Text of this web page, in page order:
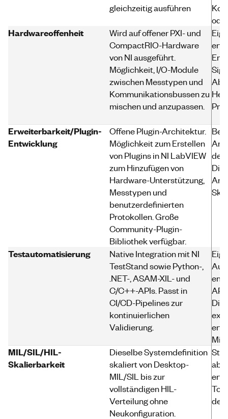
gleichzeitig ausführen
Hardwareoffenheit
Wird auf offener PXI- und
CompactRIO-Hardware
von NI ausgeführt.
Möglichkeit, I/O-Module
zwischen Messtypen und
Kommunikationsbussen zu
mischen und anzupassen.
Erweiterbarkeit/Plugin-
Entwicklung
Offene Plugin-Architektur.
Möglichkeit zum Erstellen
von Plugins in NI LabVIEW
zum Hinzufügen von
Hardware-Unterstützung,
Messtypen und
benutzerdefinierten
Protokollen. Große
Community-Plugin-
Bibliothek verfügbar.
der
Testautomatisierung
Native Integration mit NI
TestStand sowie Python-,
.NET-, ASAM-XIL- und
C/C++-APIs. Passt in
CI/CD-Pipelines zur
kontinuierlichen
Validierung.
Die
MIL/SIL/HIL-
Skalierbarkeit
Dieselbe Systemdefinition
skaliert von Desktop-
MIL/SIL bis zur
vollständigen HIL-
Verteilung ohne
Neukonfiguration.